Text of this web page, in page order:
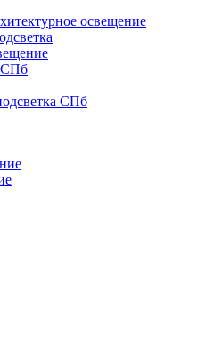
освещение